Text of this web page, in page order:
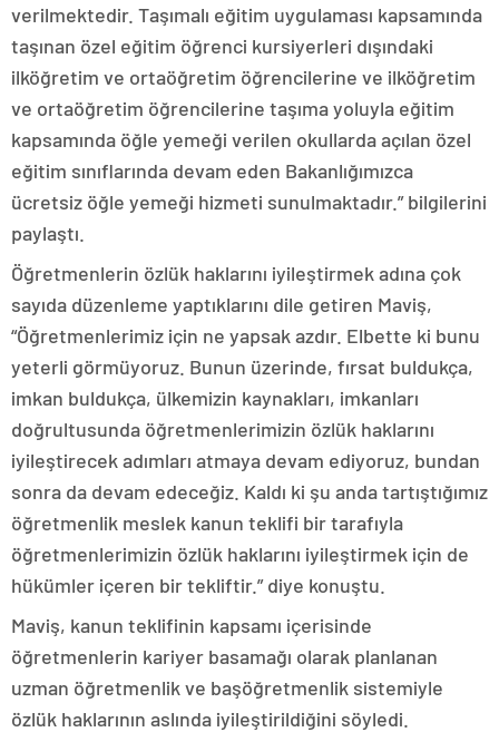
verilmektedir. Taşımalı eğitim uygulaması kapsamında
taşınan özel eğitim öğrenci kursiyerleri dışındaki
ilköğretim ve ortaöğretim öğrencilerine ve ilköğretim
ve ortaöğretim öğrencilerine taşıma yoluyla eğitim
kapsamında öğle yemeği verilen okullarda açılan özel
eğitim sınıflarında devam eden Bakanlığımızca
ücretsiz öğle yemeği hizmeti sunulmaktadır.” bilgilerini
paylaştı.
Öğretmenlerin özlük haklarını iyileştirmek adına çok
sayıda düzenleme yaptıklarını dile getiren Maviş,
“Öğretmenlerimiz için ne yapsak azdır. Elbette ki bunu
yeterli görmüyoruz. Bunun üzerinde, fırsat buldukça,
imkan buldukça, ülkemizin kaynakları, imkanları
doğrultusunda öğretmenlerimizin özlük haklarını
iyileştirecek adımları atmaya devam ediyoruz, bundan
sonra da devam edeceğiz. Kaldı ki şu anda tartıştığımız
öğretmenlik meslek kanun teklifi bir tarafıyla
öğretmenlerimizin özlük haklarını iyileştirmek için de
hükümler içeren bir tekliftir.” diye konuştu.
Maviş, kanun teklifinin kapsamı içerisinde
öğretmenlerin kariyer basamağı olarak planlanan
uzman öğretmenlik ve başöğretmenlik sistemiyle
özlük haklarının aslında iyileştirildiğini söyledi.